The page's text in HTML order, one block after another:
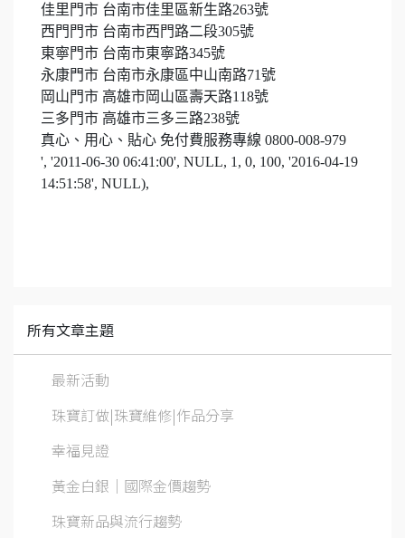
佳里門市 台南市佳里區新生路263號
西門門市 台南市西門路二段305號
東寧門市 台南市東寧路345號
永康門市 台南市永康區中山南路71號
岡山門市 高雄市岡山區壽天路118號
三多門市 高雄市三多三路238號
真心、用心、貼心 免付費服務專線 0800-008-979
', '2011-06-30 06:41:00', NULL, 1, 0, 100, '2016-04-19
14:51:58', NULL),
所有文章主題
最新活動
珠寶訂做|珠寶維修|作品分享
幸福見證
黃金白銀│國際金價趨勢
珠寶新品與流行趨勢